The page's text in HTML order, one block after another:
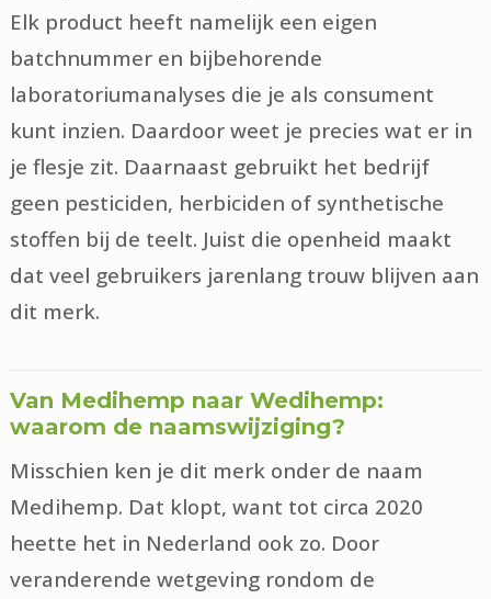
Elk product heeft namelijk een eigen
batchnummer en bijbehorende
laboratoriumanalyses die je als consument
kunt inzien. Daardoor weet je precies wat er in
je flesje zit. Daarnaast gebruikt het bedrijf
geen pesticiden, herbiciden of synthetische
stoffen bij de teelt. Juist die openheid maakt
dat veel gebruikers jarenlang trouw blijven aan
dit merk.
Van Medihemp naar Wedihemp:
waarom de naamswijziging?
Misschien ken je dit merk onder de naam
Medihemp. Dat klopt, want tot circa 2020
heette het in Nederland ook zo. Door
veranderende wetgeving rondom de